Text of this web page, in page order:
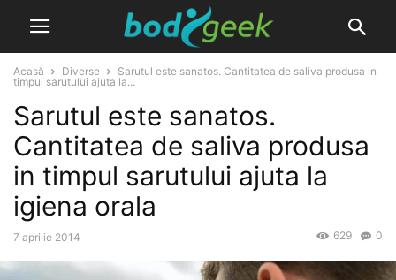
Acasă Diverse
Sarutul este sanatos. Cantitatea de saliva produsa in
timpul sarutului ajuta la...
Sarutul este sanatos.
Cantitatea de saliva produsa
in timpul sarutului ajuta la
igiena orala
7 aprilie 2014 0
629